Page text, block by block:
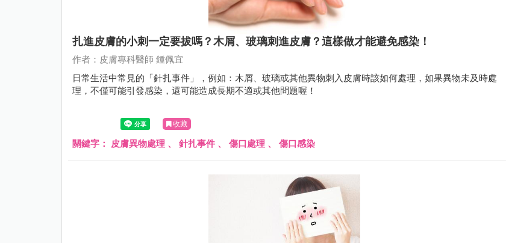
扎進皮膚的小刺一定要拔嗎？木屑、玻璃刺進皮膚？這樣做才能避免感染！
作者：皮膚專科醫師 鍾佩宜
日常生活中常見的「針扎事件」，例如：木屑、玻璃或其他異物刺入皮膚時該如何處理，如果異物未及時處
理，不僅可能引發感染，還可能造成長期不適或其他問題喔！
收藏
關鍵字： 皮膚異物處理 、 針扎事件 、 傷口處理 、 傷口感染